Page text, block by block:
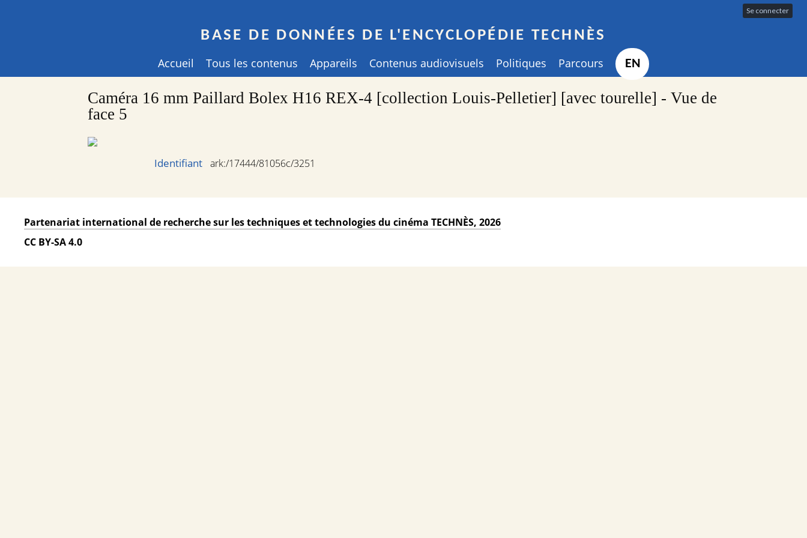
Se connecter
BASE DE DONNÉES DE L'ENCYCLOPÉDIE TECHNÈS
Accueil Tous les contenus Appareils Contenus audiovisuels Politiques Parcours EN
Caméra 16 mm Paillard Bolex H16 REX-4 [collection Louis-Pelletier] [avec tourelle] - Vue de
face 5
Identifiant ark:/17444/81056c/3251
Partenariat international de recherche sur les techniques et technologies du cinéma TECHNÈS, 2026
CC BY-SA 4.0